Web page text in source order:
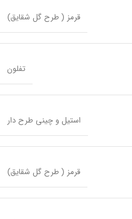
قرمز ( طرح گل شقایق)
تفلون
استیل و چینی طرح دار
قرمز ( طرح گل شقایق)